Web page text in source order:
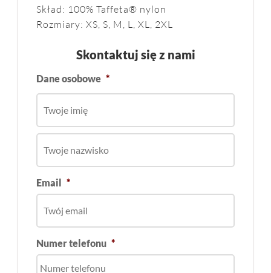
Skontaktuj się z nami
Dane osobowe *
Email *
Numer telefonu *
Skład: 100% Taffeta® nylon
Rozmiary: XS, S, M, L, XL, 2XL